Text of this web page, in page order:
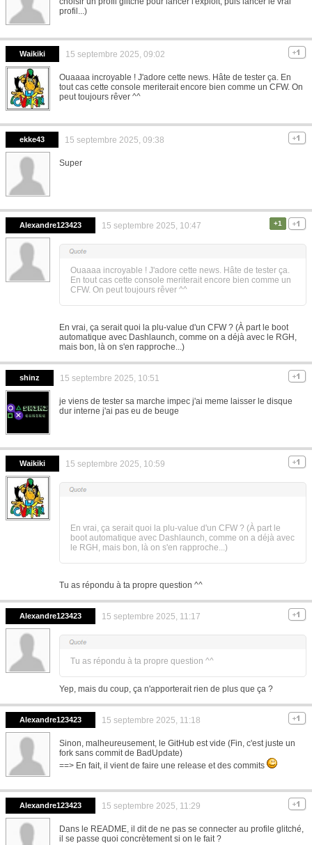
profil...)
Waikiki 15 septembre 2025, 09:02
Ouaaaa incroyable ! J'adore cette news. Hâte de tester ça. En
tout cas cette console meriterait encore bien comme un CFW. On
peut toujours rêver ^^
ekke43 15 septembre 2025, 09:38
Super
Alexandre123423 15 septembre 2025, 10:47 +1
Ouaaaa incroyable ! J'adore cette news. Hâte de tester ça.
En tout cas cette console meriterait encore bien comme un
CFW. On peut toujours rêver ^^
En vrai, ça serait quoi la plu-value d'un CFW ? (À part le boot
automatique avec Dashlaunch, comme on a déjà avec le RGH,
mais bon, là on s'en rapproche...)
shinz 15 septembre 2025, 10:51
je viens de tester sa marche impec j'ai meme laisser le disque
dur interne j'ai pas eu de beuge
Waikiki 15 septembre 2025, 10:59
En vrai, ça serait quoi la plu-value d'un CFW ? (À part le
boot automatique avec Dashlaunch, comme on a déjà avec
le RGH, mais bon, là on s'en rapproche...)
Tu as répondu à ta propre question ^^
Alexandre123423 15 septembre 2025, 11:17
Tu as répondu à ta propre question ^^
Yep, mais du coup, ça n'apporterait rien de plus que ça ?
Alexandre123423 15 septembre 2025, 11:18
Sinon, malheureusement, le GitHub est vide (Fin, c'est juste un
fork sans commit de BadUpdate)
==> En fait, il vient de faire une release et des commits
Alexandre123423 15 septembre 2025, 11:29
Dans le README, il dit de ne pas se connecter au profile glitché,
il se passe quoi concrètement si on le fait ?